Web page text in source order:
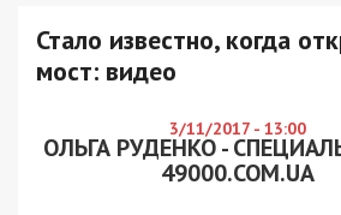
Стало известно, когда
мост: видео
3/11/2017 - 13:00
ОЛЬГА РУДЕНКО -
49000.COM.UA